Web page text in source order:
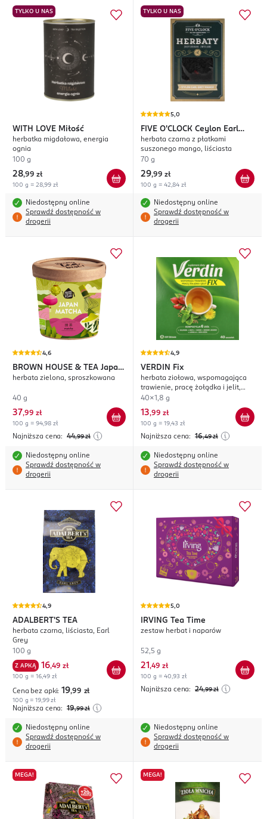
TYLKO U NAS
WITH LOVE Miłość
herbatka migdałowa, energia
ognia
100 g
28,99 zł
100 g = 28,99 zł
Niedostępny online
Sprawdź dostępność w
drogerii
TYLKO U NAS
5,0
FIVE O'CLOCK Ceylon Earl
Grey Mango
herbata czarna z płatkami
suszonego mango, liściasta
70 g
29,99 zł
100 g = 42,84 zł
Niedostępny online
Sprawdź dostępność w
drogerii
4,6
BROWN HOUSE & TEA Japan
Matcha
herbata zielona, sproszkowana
40 g
37,99 zł
100 g = 94,98 zł
Najniższa cena: 44,99 zł
Niedostępny online
Sprawdź dostępność w
drogerii
4,9
VERDIN Fix
herbata ziołowa, wspomagająca
trawienie, pracę żołądka i jelit,
suplement diety
40x1,8 g
13,99 zł
100 g = 19,43 zł
Najniższa cena: 16,49 zł
Niedostępny online
Sprawdź dostępność w
drogerii
4,9
ADALBERT'S TEA
herbata czarna, liściasta, Earl
Grey
100 g
Z APKĄ 16,49 zł
100 g = 16,49 zł
Cena bez apki: 19,99 zł
100 g = 19,99 zł
Najniższa cena: 19,99 zł
Niedostępny online
Sprawdź dostępność w
drogerii
5,0
IRVING Tea Time
zestaw herbat i naparów
52,5 g
21 ,49 zł
100 g = 40,93 zł
Najniższa cena: 24,99 zł
Niedostępny online
Sprawdź dostępność w
drogerii
MEGA! MEGA!